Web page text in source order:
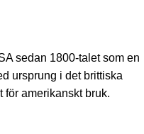
sedan 1800-talet som en
ursprung i det brittiska
för amerikanskt bruk.